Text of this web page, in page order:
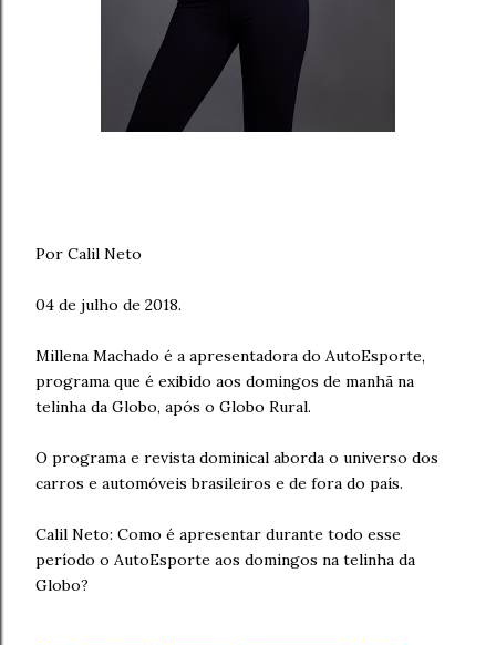
Por Calil Neto
04 de julho de 2018.
Millena Machado é a apresentadora do AutoEsporte,
programa que é exibido aos domingos de manhã na
telinha da Globo, após o Globo Rural.
O programa e revista dominical aborda o universo dos
carros e automóveis brasileiros e de fora do país.
Calil Neto: Como é apresentar durante todo esse
período o AutoEsporte aos domingos na telinha da
Globo?